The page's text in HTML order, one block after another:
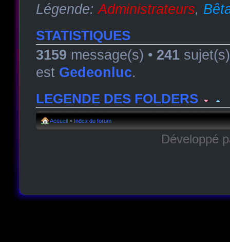
Légende:Administrateurs,
STATISTIQUES
3159 message(s) • 241
est Gedeonluc.
LEGENDE DES FOLDERS
Forum avec sous-
Accueil » Index du forum
Développé